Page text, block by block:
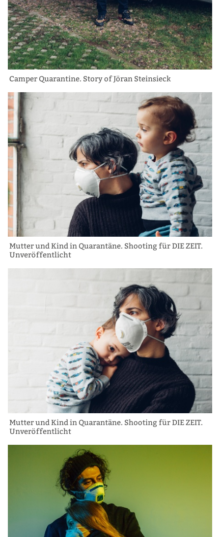
Camper Quarantine. Story of Jöran Steinsieck
Mutter und Kind in Quarantäne. Shooting für DIE ZEIT.
Unveröffentlicht
Mutter und Kind in Quarantäne. Shooting für DIE ZEIT.
Unveröffentlicht